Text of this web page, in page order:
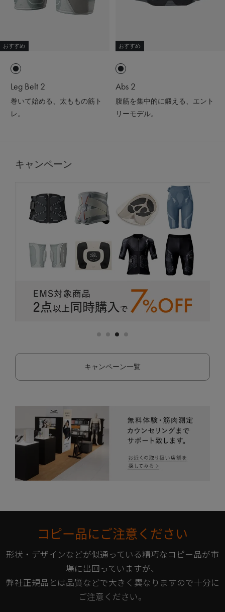
おすすめ
Leg Belt 2
巻いて始める、太ももの筋ト
レ。
おすすめ
Abs 2
腹筋を集中的に鍛える、エント
リーモデル。
キャンペーン
キャンペーン一覧
コピー品にご注意ください
形状・デザインなどが似通っている精巧なコピー品が市
場に出回っていますが、
弊社正規品とは品質などで大きく異なりますので十分に
ご注意ください。